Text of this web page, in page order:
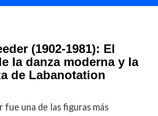
(1902-1981): El
la danza moderna y la
de Labanotation
fue una de las figuras más